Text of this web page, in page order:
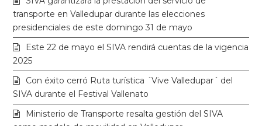
t
t
e
r
e
b
o
o
t
a
g
r
t
u
b
e
transporte en Valledupar durante las elecciones
presidenciales de este domingo 31 de mayo
Este 22 de mayo el SIVA rendirá cuentas de la vigencia
2025
Con éxito cerró Ruta turística ´Vive Valledupar´ del
SIVA durante el Festival Vallenato
Ministerio de Transporte resalta gestión del SIVA